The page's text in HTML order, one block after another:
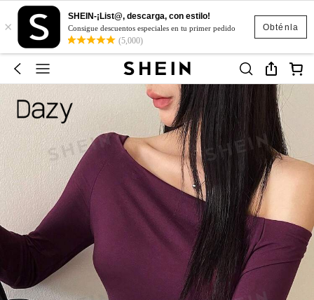
Obténla
×
SHEIN-¡List@, descarga, con estilo!
Consigue descuentos especiales en tu primer pedido
(5,000)